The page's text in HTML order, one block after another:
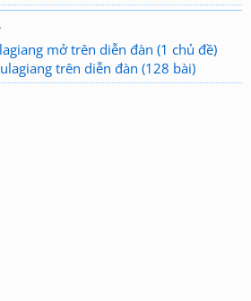
mở trên diễn đàn (1 chủ đề)
trên diễn đàn (128 bài)